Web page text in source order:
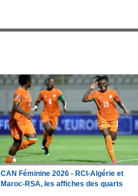
CAN Féminine 2026 - RCI-Algérie et
Maroc-RSA, les affiches des quarts